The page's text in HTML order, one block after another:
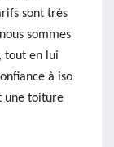
sont très
sommes
tout en lui
à iso
une toiture